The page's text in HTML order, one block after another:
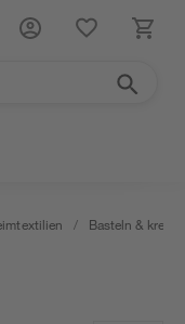
/ Basteln &